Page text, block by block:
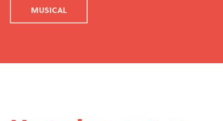
MUSICAL